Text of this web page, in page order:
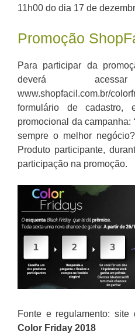
11h00 do dia 17 de
Promoção
Para participar da
deverá
www.shopfacil.com.br/
formulário de cadastro,
promocional da campanha:
sempre o melhor
Produto participante,
participação na promoção.
Fonte e regulamento: site
Color Friday 2018